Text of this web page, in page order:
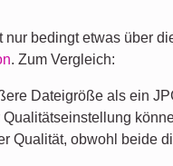
bedingt etwas über
. Zum Vergleich:
Dateigröße als ein
Qualität, obwohl beide